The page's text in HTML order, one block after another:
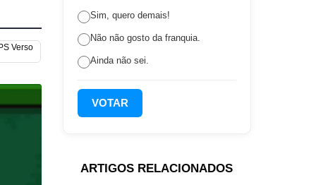
Verso
Sim, quero demais!
Não não gosto da franquia.
Ainda não sei.
VOTAR
ARTIGOS RELACIONADOS